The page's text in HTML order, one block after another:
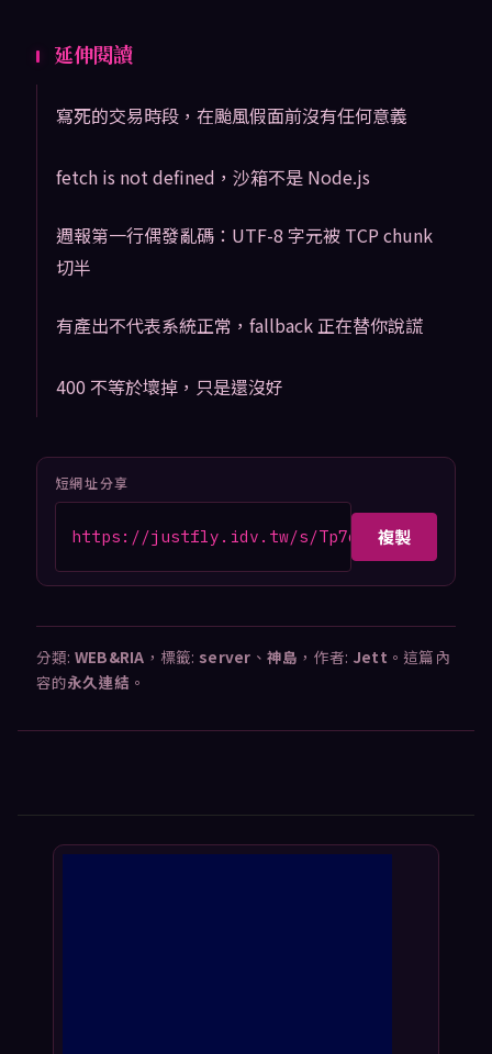
延伸閱讀
寫死的交易時段，在颱風假面前沒有任何意義
fetch is not defined，沙箱不是 Node.js
週報第一行偶發亂碼：UTF-8 字元被 TCP chunk
切半
有產出不代表系統正常，fallback 正在替你說謊
400 不等於壞掉，只是還沒好
短網址分享
https://justfly.idv.tw/s/Tp7dMnu複製
分類: WEB&RIA ，標籤: server 、 神島 ，作者: Jett 。這篇內
容的永久連結 。